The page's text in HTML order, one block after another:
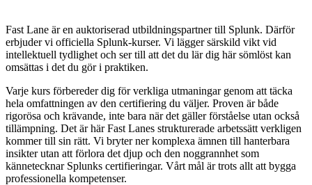
Fast Lane är en auktoriserad utbildningspartner till Splunk. Därför
erbjuder vi officiella Splunk-kurser. Vi lägger särskild vikt vid
intellektuell tydlighet och ser till att det du lär dig här sömlöst kan
omsättas i det du gör i praktiken.
Varje kurs förbereder dig för verkliga utmaningar genom att täcka
hela omfattningen av den certifiering du väljer. Proven är både
rigorösa och krävande, inte bara när det gäller förståelse utan också
tillämpning. Det är här Fast Lanes strukturerade arbetssätt verkligen
kommer till sin rätt. Vi bryter ner komplexa ämnen till hanterbara
insikter utan att förlora det djup och den noggrannhet som
kännetecknar Splunks certifieringar. Vårt mål är trots allt att bygga
professionella kompetenser.